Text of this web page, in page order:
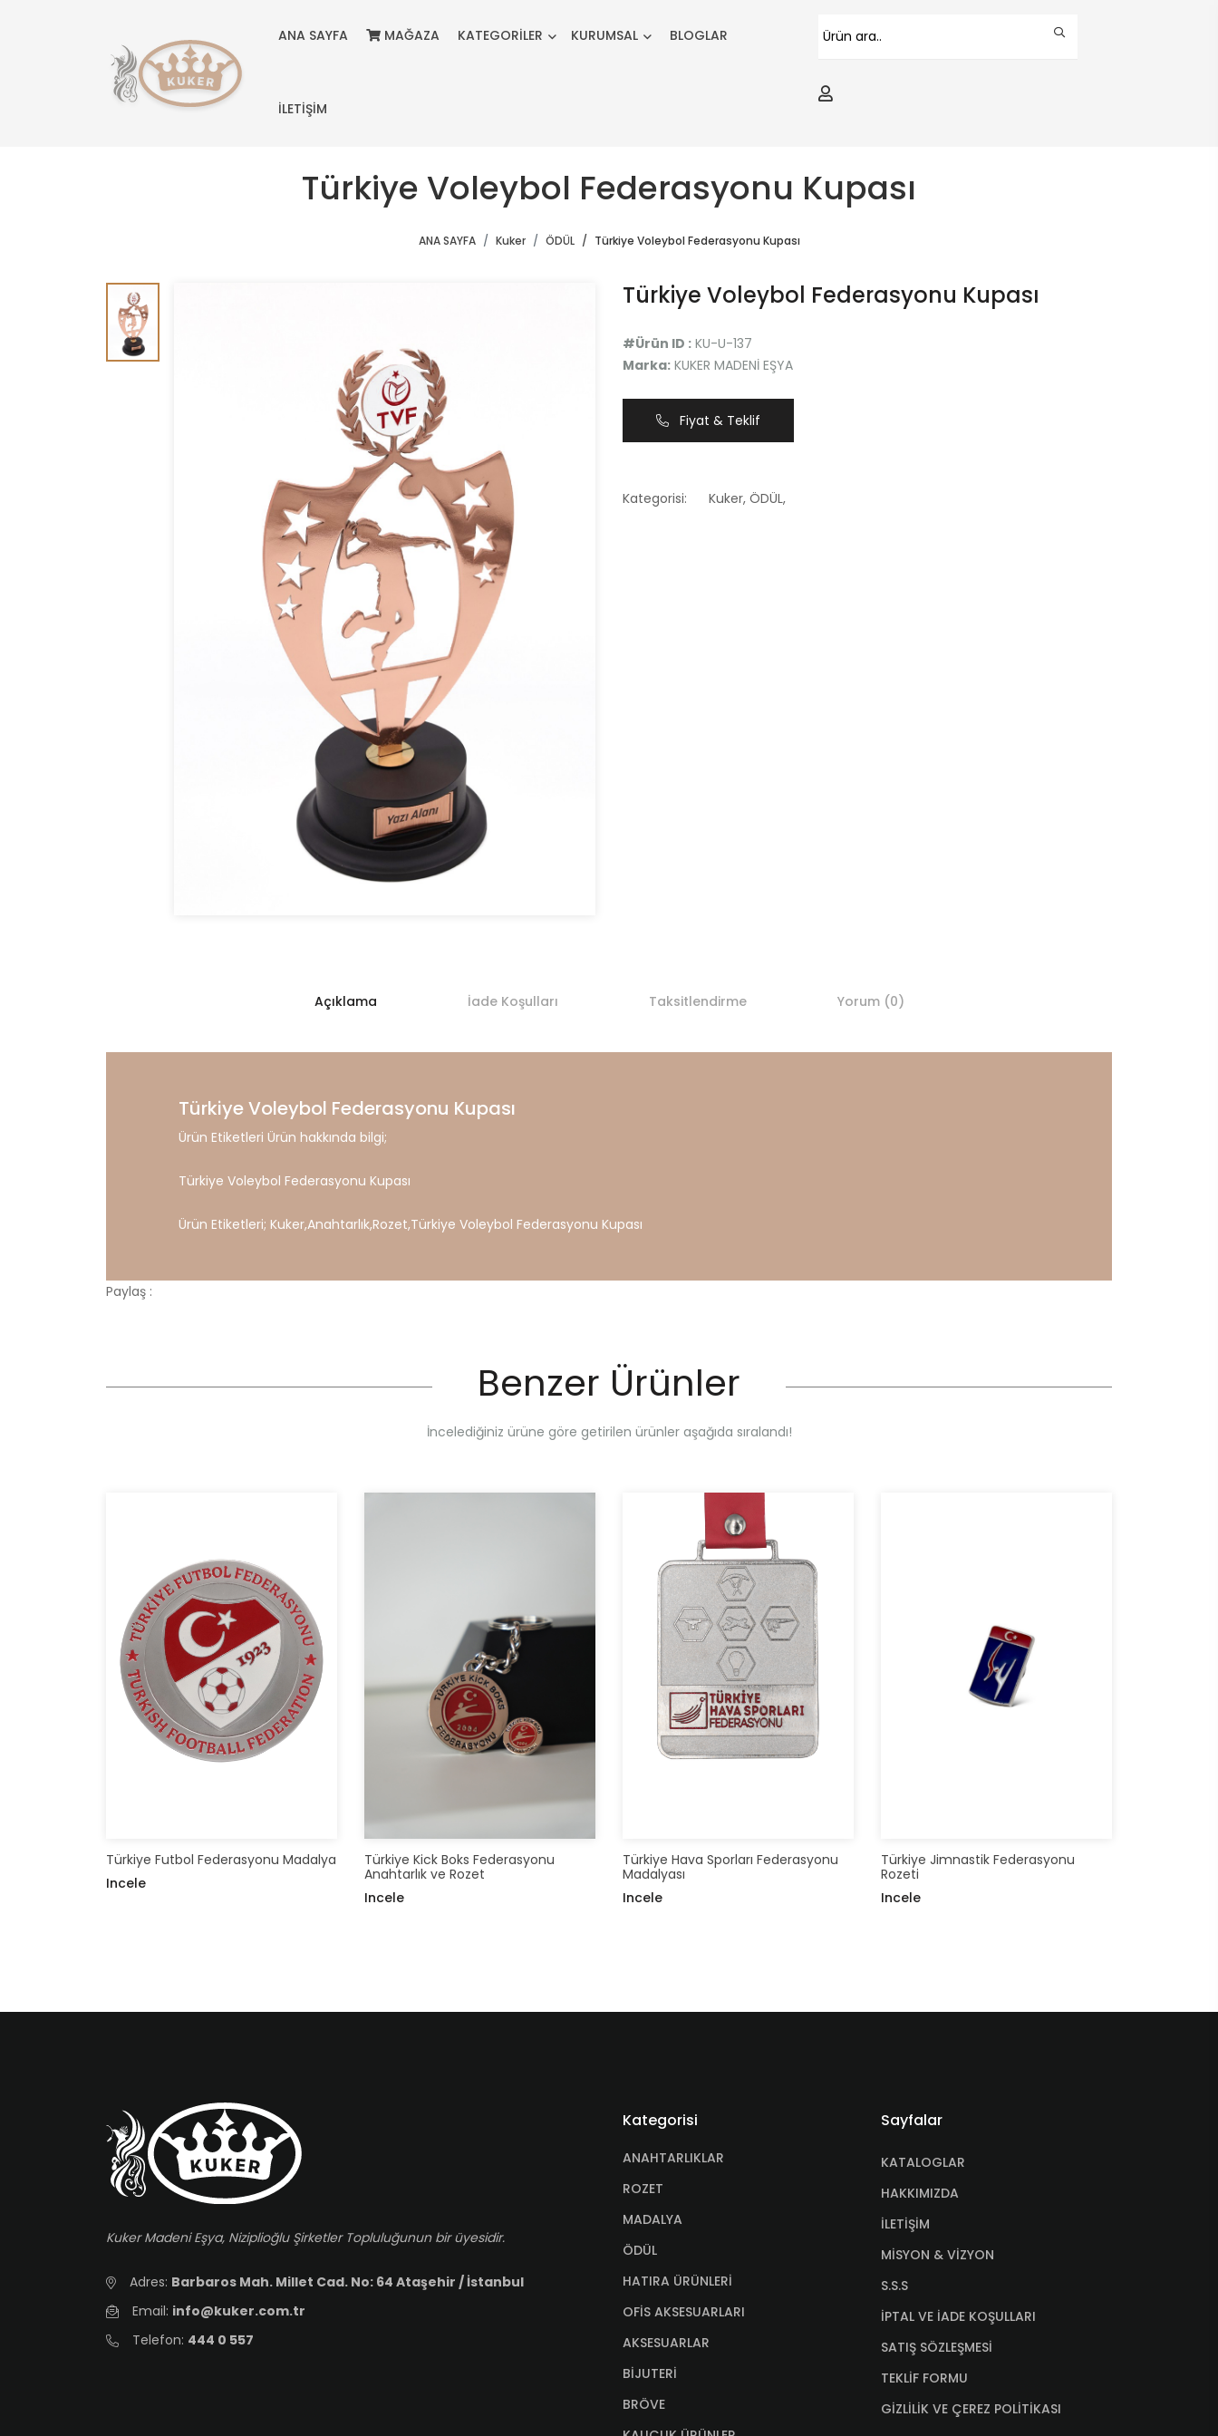
ANA SAYFA MAĞAZA KATEGORİLER KURUMSAL BLOGLAR
İLETİŞİM
Türkiye Voleybol Federasyonu Kupası
ANA SAYFA Kuker ÖDÜL Türkiye Voleybol Federasyonu Kupası
Türkiye Voleybol Federasyonu Kupası
#Ürün ID : KU-U-137
Marka: KUKER MADENİ EŞYA
Fiyat & Teklif
Kategorisi: Kuker, ÖDÜL,
Açıklama İade Koşulları Taksitlendirme Yorum (0)
Türkiye Voleybol Federasyonu Kupası
Ürün Etiketleri Ürün hakkında bilgi;
Türkiye Voleybol Federasyonu Kupası
Ürün Etiketleri; Kuker,Anahtarlık,Rozet,Türkiye Voleybol Federasyonu Kupası
Paylaş :
Benzer Ürünler
İncelediğiniz ürüne göre getirilen ürünler aşağıda sıralandı!
Türkiye Futbol Federasyonu Madalya
Incele
Türkiye Kick Boks Federasyonu
Anahtarlık ve Rozet
Incele
Türkiye Hava Sporları Federasyonu
Madalyası
Incele
Türkiye Jimnastik Federasyonu
Rozeti
Incele
Kuker Madeni Eşya, Niziplioğlu Şirketler Topluluğunun bir üyesidir.
Adres: Barbaros Mah. Millet Cad. No: 64 Ataşehir / İstanbul
Email: info@kuker.com.tr
Telefon: 444 0 557
Kategorisi
ANAHTARLIKLAR
ROZET
MADALYA
ÖDÜL
HATIRA ÜRÜNLERİ
OFİS AKSESUARLARI
AKSESUARLAR
BİJUTERİ
BRÖVE
Sayfalar
KATALOGLAR
HAKKIMIZDA
İLETİŞİM
MİSYON & VİZYON
S.S.S
İPTAL VE İADE KOŞULLARI
SATIŞ SÖZLEŞMESİ
TEKLİF FORMU
GİZLİLİK VE ÇEREZ POLİTİKASI